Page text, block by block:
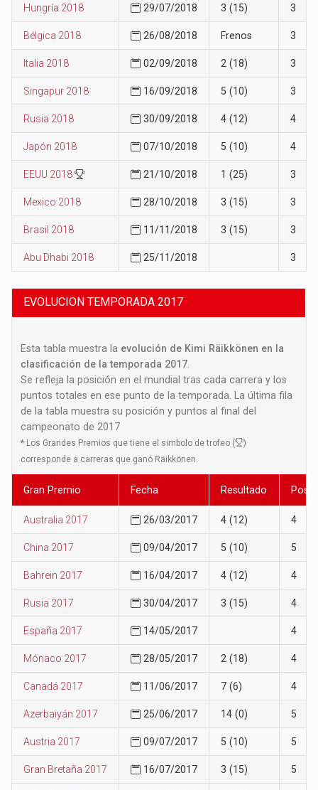
Hungría 2018 29/07/2018 3 (15) 3
Bélgica 2018 26/08/2018 Frenos 3
Italia 2018 02/09/2018 2 (18) 3
Singapur 2018 16/09/2018 5 (10) 3
Rusia 2018 30/09/2018 4 (12) 4
Japón 2018 07/10/2018 5 (10) 4
EEUU 2018 21/10/2018 1 (25) 3
Mexico 2018 28/10/2018 3 (15) 3
Brasil 2018 11/11/2018 3 (15) 3
Abu Dhabi 2018 25/11/2018 3
EVOLUCION TEMPORADA 2017
Esta tabla muestra la evolución de Kimi Räikkönen en la
clasificación de la temporada 2017
Se refleja la posición en el mundial tras cada carrera y los
puntos totales en ese punto de la temporada. La última fila
de la tabla muestra su posición y puntos al final del
campeonato de 2017
* Los Grandes Premios que tiene el simbolo de trofeo (
)
corresponde a carreras que ganó Räikkönen.
Gran Premio Fecha Resultado
Australia 2017 26/03/2017 4 (12) 4
China 2017 09/04/2017 5 (10) 5
Bahrein 2017 16/04/2017 4 (12) 4
Rusia 2017 30/04/2017 3 (15) 4
España 2017 14/05/2017 4
Mónaco 2017 28/05/2017 2 (18) 4
Canadá 2017 11/06/2017 7 (6) 4
Azerbaiyán 2017 25/06/2017 14 (0) 5
Austria 2017 09/07/2017 5 (10) 5
Gran Bretaña 2017 16/07/2017 3 (15) 5